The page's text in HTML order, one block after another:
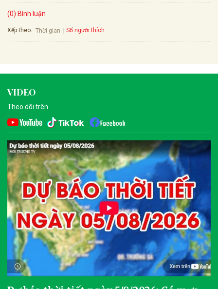
(0) Bình luận
Xếp theo: Thời gian Số người thích
VIDEO
Theo dõi trên